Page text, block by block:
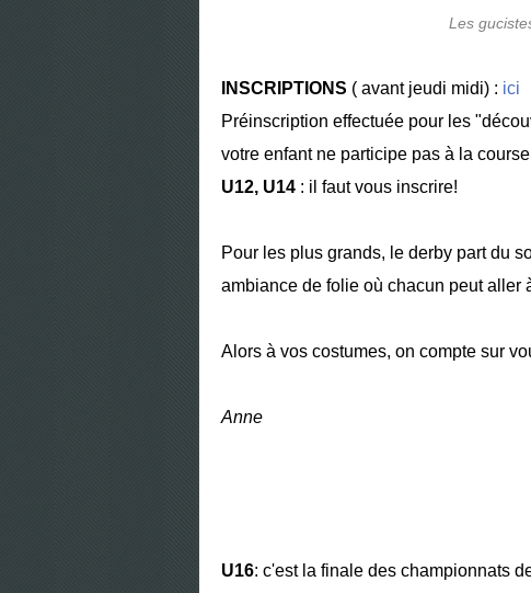
Les
INSCRIPTIONS ( avant jeudi midi) : ici
Préinscription effectuée pour les
votre enfant ne participe pas à la
U12, U14 : il faut vous inscrire!
Pour les plus grands, le derby part du
ambiance de folie où chacun peut aller
Alors à vos costumes, on compte sur
Anne
U16: c'est la finale des championnats